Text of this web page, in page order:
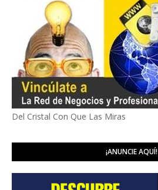
Del Cristal Con Que Las Miras
¡ANUNCIE AQUÍ!